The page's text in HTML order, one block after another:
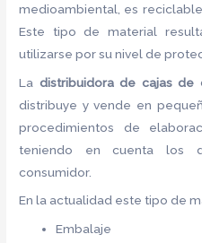
medioambiental, es
Este tipo de material
utilizarse por su nivel de
La distribuidora de cajas de
distribuye y vende en
procedimientos de
teniendo en cuenta los
consumidor.
En la actualidad este tipo de
Embalaje